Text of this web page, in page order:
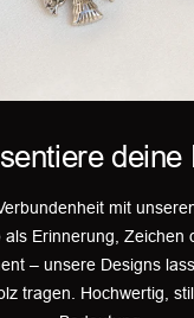
deine
mit
als Erinnerung, Zeichen
– unsere Designs
tragen. Hochwertig,